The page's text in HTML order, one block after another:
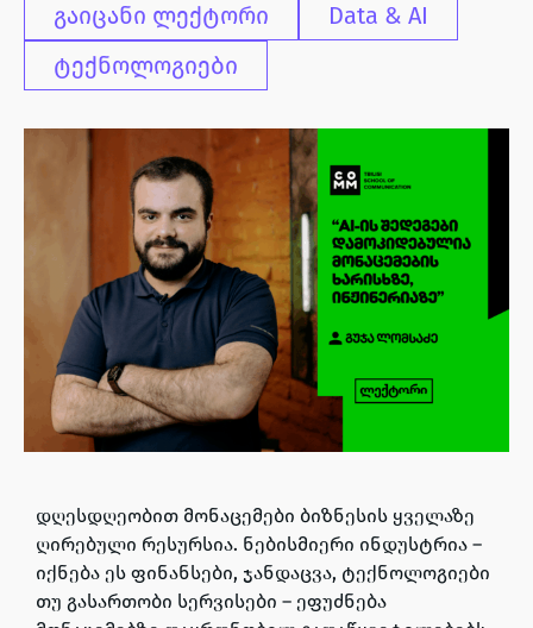
გაიცანი ლექტორი
Data & AI
ტექნოლოგიები
დღესდღეობით მონაცემები ბიზნესის ყველაზე
ღირებული რესურსია. ნებისმიერი ინდუსტრია –
იქნება ეს ფინანსები, ჯანდაცვა, ტექნოლოგიები
თუ გასართობი სერვისები – ეფუძნება